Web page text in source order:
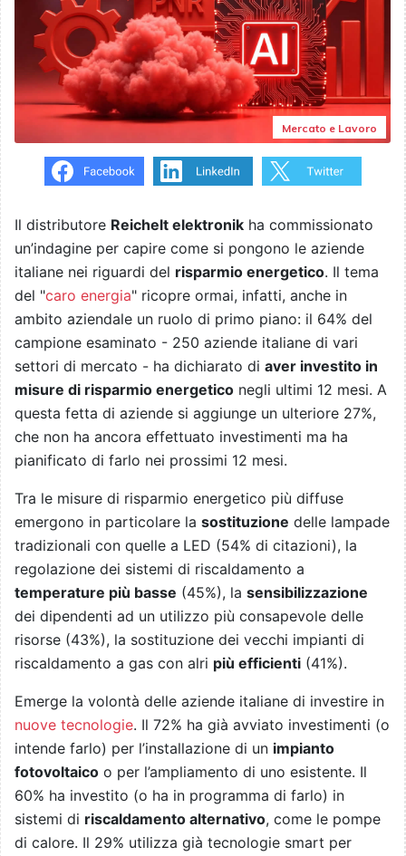
Mercato e Lavoro
Il distributore Reichelt elektronik ha commissionato
un’indagine per capire come si pongono le aziende
italiane nei riguardi del risparmio energetico. Il tema
del "caro energia" ricopre ormai, infatti, anche in
ambito aziendale un ruolo di primo piano: il 64% del
campione esaminato - 250 aziende italiane di vari
settori di mercato - ha dichiarato di aver investito in
misure di risparmio energetico negli ultimi 12 mesi. A
questa fetta di aziende si aggiunge un ulteriore 27%,
che non ha ancora effettuato investimenti ma ha
pianificato di farlo nei prossimi 12 mesi.
Tra le misure di risparmio energetico più diffuse
emergono in particolare la sostituzione delle lampade
tradizionali con quelle a LED (54% di citazioni), la
regolazione dei sistemi di riscaldamento a
temperature più basse (45%), la sensibilizzazione
dei dipendenti ad un utilizzo più consapevole delle
risorse (43%), la sostituzione dei vecchi impianti di
riscaldamento a gas con alri più efficienti (41%).
Emerge la volontà delle aziende italiane di investire in
nuove tecnologie. Il 72% ha già avviato investimenti (o
intende farlo) per l’installazione di un impianto
fotovoltaico o per l’ampliamento di uno esistente. Il
60% ha investito (o ha in programma di farlo) in
sistemi di riscaldamento alternativo, come le pompe
di calore. Il 29% utilizza già tecnologie smart per